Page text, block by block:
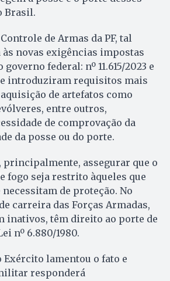
Brasil.
de Armas da PF, tal
às novas exigências impostas
federal: nº 11.615/2023 e
introduziram requisitos mais
de artefatos como
entre outros,
de comprovação da
da posse ou do porte.
principalmente, assegurar que o
fogo seja restrito àqueles que
de proteção. No
carreira das Forças Armadas,
inativos, têm direito ao porte de
nº 6.880/1980.
Exército lamentou o fato e
responderá